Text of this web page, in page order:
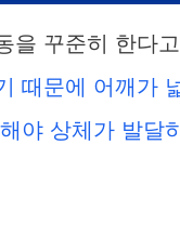
을 꾸준히 한다
때문에 어깨가
야 상체가 발달